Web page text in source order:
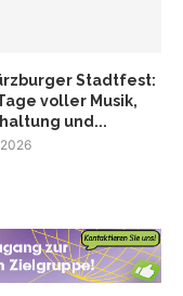
Stadtfest:
voller Musik,
und...